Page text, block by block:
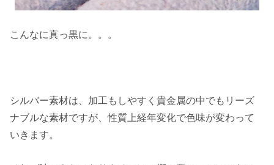
こんなに真っ黒に。。。
シルバー素材は、加工もしやすく貴金属の中でもリーズ
ナブルな素材ですが、性質上経年変化で色味が変わって
いきます。